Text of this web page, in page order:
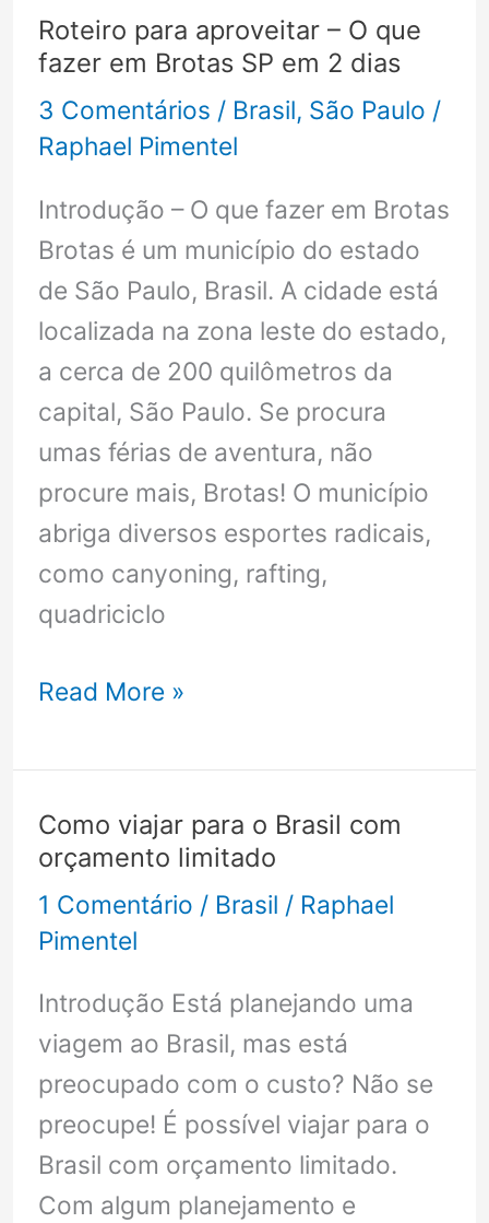
viagem
para
casal
no
Roteiro para aproveitar – O que
fazer em Brotas SP em 2 dias
3 Comentários / Brasil, São Paulo /
Raphael Pimentel
Introdução – O que fazer em Brotas
Brotas é um município do estado
de São Paulo, Brasil. A cidade está
localizada na zona leste do estado,
a cerca de 200 quilômetros da
capital, São Paulo. Se procura
umas férias de aventura, não
procure mais, Brotas! O município
abriga diversos esportes radicais,
como canyoning, rafting,
quadriciclo
Roteiro
aproveitar
–
O
que
fazer
Brotas
SP
em
2
dias
Read More »
Como viajar para o Brasil com
orçamento limitado
1 Comentário / Brasil / Raphael
Pimentel
Introdução Está planejando uma
viagem ao Brasil, mas está
preocupado com o custo? Não se
preocupe! É possível viajar para o
Brasil com orçamento limitado.
Com algum planejamento e